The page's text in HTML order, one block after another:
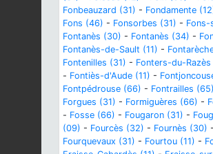
Fonbeauzard (31) - Fondamente
Fons (46) - Fonsorbes (31) - Fons-
Fontanès (30) - Fontanès (34) -
Fontanès-de-Sault (11) -
Fontenilles (31) - Fonters-du-Razès
- Fontiès-d'Aude (11) -
Fontpédrouse (66) - Fontrailles (65)
Forgues (31) - Formiguères (66) -
- Fosse (66) - Fougaron (31) -
(09) - Fourcès (32) - Fournès (30) -
Fourquevaux (31) - Fourtou (11) -